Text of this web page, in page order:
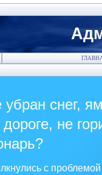
убран снег,
не
с